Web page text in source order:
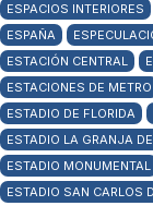
ESPACIOS INTERIORES
ESPAÑA
ESTACIÓN CENTRAL
ESTACIONES DE METRO
ESTADIO DE FLORIDA
ESTADIO LA GRANJA
ESTADIO MONUMENTAL
ESTADIO SAN CARLOS